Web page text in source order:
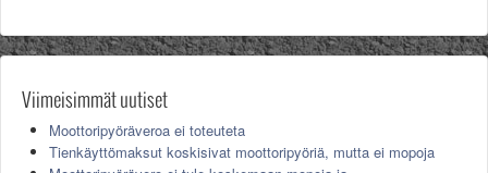
Viimeisimmät uutiset
Moottoripyöräveroa ei toteuteta
Tienkäyttömaksut koskisivat moottoripyöriä, mutta ei mopoja